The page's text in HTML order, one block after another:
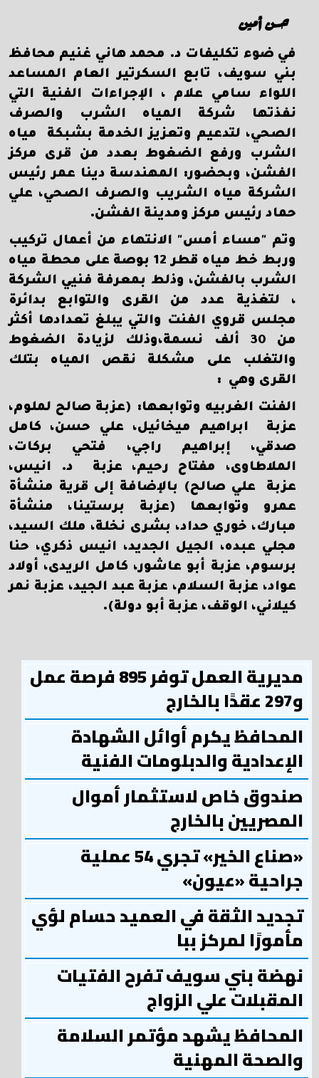
حسن أمين
في ضوء تكليفات د. محمد هاني غنيم محافظ
بني سويف، تابع السكرتير العام المساعد
اللواء سامي علام ، الإجراءات الفنية التي
نفذتها شركة المياه الشرب والصرف
الصحي، لتدعيم وتعزيز الخدمة بشبكة مياه
الشرب ورفع الضغوط بعدد من قرى مركز
الفشن، وبحضور: المهندسة دينا عمر رئيس
الشركة مياه الشريب والصرف الصحي، علي
حماد رئيس مركز ومدينة الفشن.
وتم "مساء أمس" الانتهاء من أعمال تركيب
وربط خط مياه قطر 12 بوصة على محطة مياه
الشرب بالفشن، وذلط بمعرفة فنيي الشركة
، لتغذية عدد من القرى والتوابع بدائرة
مجلس قروي الفنت والتي يبلغ تعدادها أكثر
من 30 ألف نسمة،وذلك لزيادة الضغوط
والتغلب على مشكلة نقص المياه بتلك
القرى وهي :
الفنت الغربيه وتوابعها: (عزبة صالح لملوم،
عزبة ابراهيم ميخائيل، علي حسن، كامل
صدقي، إبراهيم راجي، فتحي بركات،
الملاطاوى، مفتاح رحيم، عزبة د. انيس،
عزبة علي صالح) بالإضافة إلى قرية منشأة
عمرو وتوابعها (عزبة برستينا، منشأة
مبارك، خوري حداد، بشرى نخلة، ملك السيد،
مجلي عبده، الجيل الجديد، انيس ذكري، حنا
برسوم، عزبة أبو عاشور، كامل الريدى، أولاد
عواد، عزبة السلام، عزبة عبد الجيد، عزبة نمر
كيلاني، الوقف، عزبة أبو دولة).
مديرية العمل توفر 895 فرصة عمل
و297 عقدًا بالخارج
المحافظ يكرم أوائل الشهادة
الإعدادية والدبلومات الفنية
صندوق خاص لاستثمار أموال
المصريين بالخارج
«صناع الخير» تجري 54 عملية
جراحية «عيون»
تجديد الثقة في العميد حسام لؤي
مأمورًا لمركز ببا
نهضة بني سويف تفرح الفتيات
المقبلات علي الزواج
المحافظ يشهد مؤتمر السلامة
والصحة المهنية